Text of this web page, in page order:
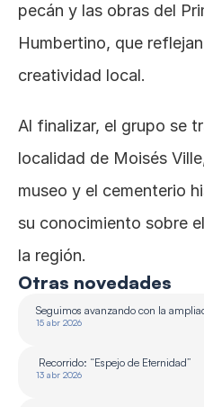
Otras novedades
Seguimos avanzando con la
15 abr 2026
Recorrido: “Espejo de Eternidad”
13 abr 2026
pecán y las obras del
Humbertino, que
creatividad local.
Al finalizar, el grupo se
localidad de Moisés
museo y el cementerio
su conocimiento sobre
la región.